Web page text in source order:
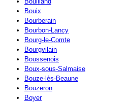
Bouix
Bourberain
Bourbon-Lancy
Bourg-le-Comte
Bourgvilain
Boussenois
Boux-sous-Salmaise
Bouze-lès-Beaune
Bouzeron
Boyer